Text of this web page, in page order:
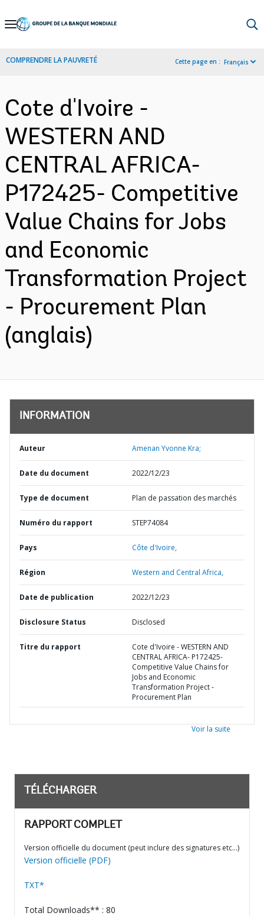
Skip
Navigation
COMPRENDRE LA PAUVRETÉ Cette page en : Français
Cote d'Ivoire -
WESTERN AND
CENTRAL AFRICA-
P172425- Competitive
Value Chains for Jobs
and Economic
Transformation Project
- Procurement Plan
(anglais)
INFORMATION
Auteur Amenan Yvonne Kra;
Date du document 2022/12/23
Type de document Plan de passation des marchés
Numéro du rapport STEP74084
Pays Côte d'Ivoire,
Région Western and Central Africa,
Date de publication 2022/12/23
Disclosure Status Disclosed
Titre du rapport
Cote d'Ivoire - WESTERN AND
CENTRAL AFRICA- P172425-
Competitive Value Chains for
Jobs and Economic
Transformation Project -
Procurement Plan
Voir la suite
TÉLÉCHARGER
RAPPORT COMPLET
Version officielle du document (peut inclure des signatures etc…)
Version officielle (PDF)
TXT*
Total Downloads** : 80